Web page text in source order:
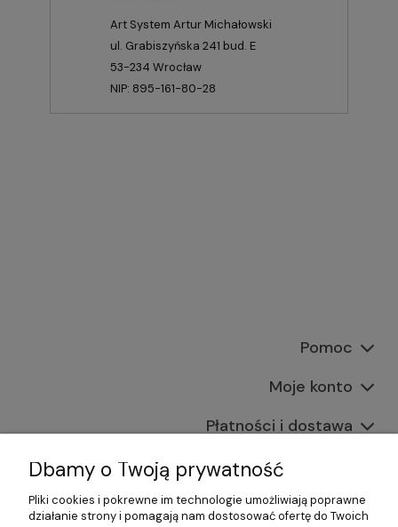
Art System Artur Michałowski
ul. Grabiszyńska 241 bud. E
53-234 Wrocław
NIP: 895-161-80-28
Pomoc
Moje konto
Płatności i dostawa
Informacje
O nas
Dbamy o Twoją prywatność
Pliki cookies i pokrewne im technologie umożliwiają poprawne
działanie strony i pomagają nam dostosować ofertę do Twoich